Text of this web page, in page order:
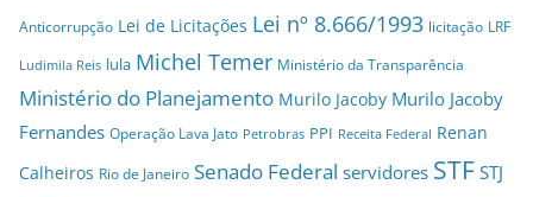
Anticorrupção Lei de Licitações Lei nº 8.666/1993 licitação LRF
Ludimila Reis lula Michel Temer Ministério da Transparência
Ministério do Planejamento Murilo Jacoby Murilo Jacoby
Fernandes Operação Lava Jato Petrobras PPI Receita Federal Renan
Calheiros Rio de Janeiro Senado Federal servidores STF STJ